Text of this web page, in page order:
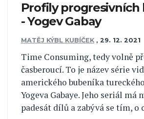
Profily
- Yogev Gabay
MATĚJ KÝBL KUBÍČEK , 29. 12. 2021
Time Consuming, tedy volně
časberoucí. To je název série
amerického bubeníka
Yogeva Gabaye. Jeho seriál má
padesát dílů a zabývá se tím, o